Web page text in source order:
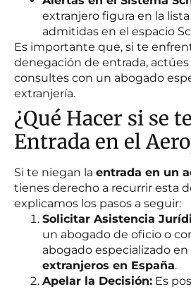
extranjero figura en la
admitidas en el espacio
Es importante que, si te
denegación de entrada,
consultes con un abogado
extranjería.
¿Qué Hacer si se
Entrada en el
Si te niegan la entrada en un
tienes derecho a recurrir esta
explicamos los pasos a seguir:
Solicitar Asistencia
un abogado de oficio o
abogado especializado en
extranjeros en España.
Apelar la Decisión: Es